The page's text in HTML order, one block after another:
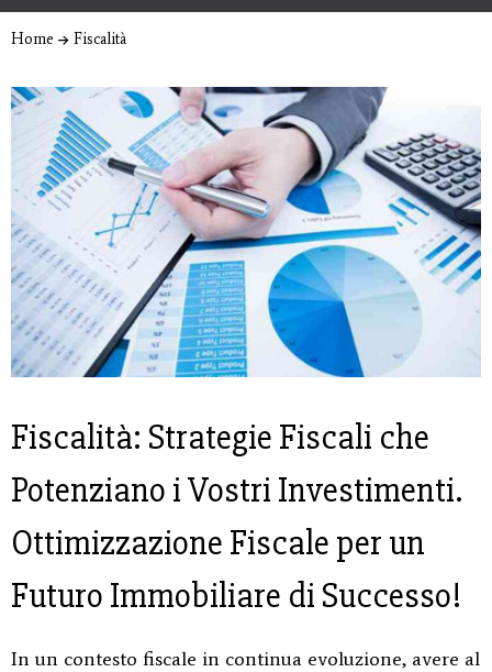
Home Fiscalità
Fiscalità: Strategie Fiscali che
Potenziano i Vostri Investimenti.
Ottimizzazione Fiscale per un
Futuro Immobiliare di Successo!
In un contesto fiscale in continua evoluzione, avere al